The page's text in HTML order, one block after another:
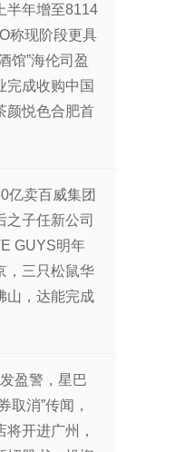
半年增至8114
称现阶段更具
馆”海伦司盈
完成收购中国
颜悦色合肥首
亿卖百威集团
之子任新公司
GUYS明年
，三只松鼠华
山，达能完成
盈警，星巴
取消”传闻，
开进广州，